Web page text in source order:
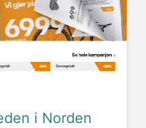
i Norden